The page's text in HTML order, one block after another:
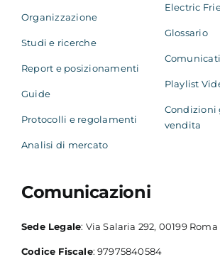
Organizzazione
Studi e ricerche
Report e posizionamenti
Guide
Protocolli e regolamenti
Analisi di mercato
Electric
Glossario
Playlist
Condizioni
vendita
Comunicazioni
Sede Legale: Via Salaria 292, 00199 Roma
Codice Fiscale: 97975840584